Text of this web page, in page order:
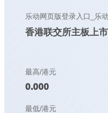
乐动网页版登录入口_乐
香港联交所主板上市
最高/港元
0.000
最低/港元